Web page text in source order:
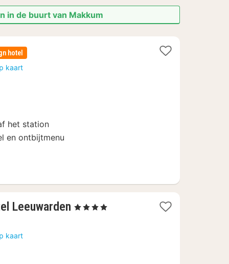
in de buurt van Makkum
hotel
kaart
het station
en ontbijtmenu
Leeuwarden 1
, 4 Sterren
kaart